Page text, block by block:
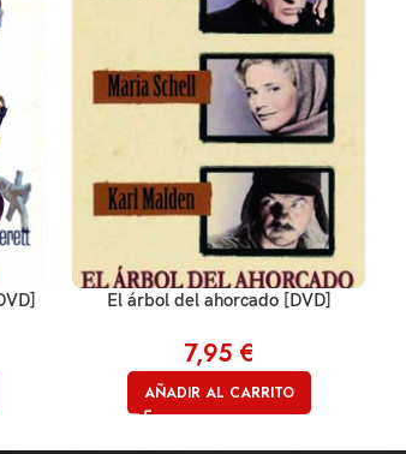
El árbol del ahorcado [DVD]
7,95 €
AÑADIR AL CARRITO